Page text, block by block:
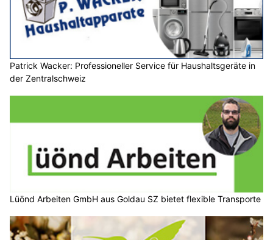
Patrick Wacker: Professioneller Service für Haushaltsgeräte in
der Zentralschweiz
Lüönd Arbeiten GmbH aus Goldau SZ bietet flexible Transporte